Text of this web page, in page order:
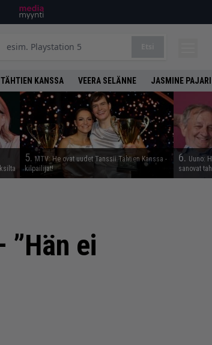
KANSSA VEERA SELÄNNE JASMINE PAJARI
5.MTV: He ovat uudet Tanssii Tähtien Kanssa -
kilpailijat!
6. Uuno:
sanovat
ei